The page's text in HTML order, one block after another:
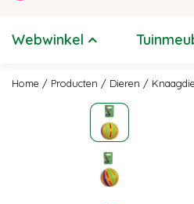
Home Producten Dieren
Webwinkel